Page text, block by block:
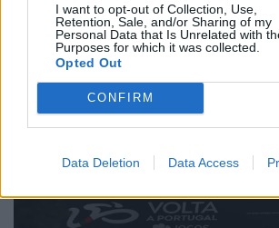
I want to opt-out of Collection, Use,
Retention, Sale, and/or Sharing of my
Personal Data that Is Unrelated with
Purposes for which it was collected.
Opted Out
CONFIRM
Data Deletion Data Access
Cidacos integra Festival de Folclore
8/08/2026